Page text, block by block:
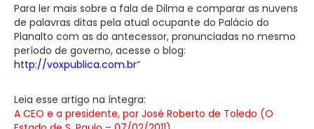
Para ler mais sobre a fala de Dilma e comparar as nuvens
de palavras ditas pela atual ocupante do Palácio do
Planalto com as do antecessor, pronunciadas no mesmo
período de governo, acesse o blog:
http://voxpublica.com.br“
Leia esse artigo na íntegra:
A CEO e a presidente, por José Roberto de Toledo (O